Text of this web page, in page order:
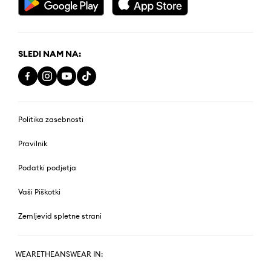
SLEDI NAM NA:
Politika zasebnosti
Pravilnik
Podatki podjetja
Vaši Piškotki
Zemljevid spletne strani
WEARETHEANSWEAR IN: